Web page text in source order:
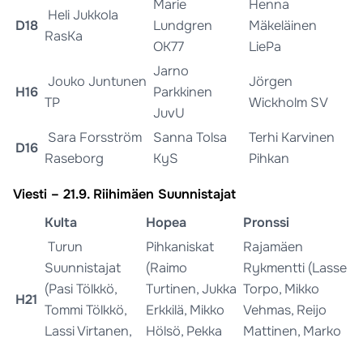
D18
Heli Jukkola
RasKa
Marie
Lundgren
OK77
Henna
Mäkeläinen
LiePa
H16
Jouko Juntunen
TP
Jarno
Parkkinen
JuvU
Jörgen
Wickholm SV
D16
Sara Forsström
Raseborg
Sanna Tolsa
KyS
Terhi Karvinen
Pihkan
Viesti – 21.9. Riihimäen Suunnistajat
Kulta
Hopea Pronssi
H21
Turun
Suunnistajat
(Pasi Tölkkö,
Tommi Tölkkö,
Lassi Virtanen,
Pihkaniskat
(Raimo
Turtinen, Jukka
Erkkilä, Mikko
Hölsö, Pekka
Rajamäen
Rykmentti (Lasse
Torpo, Mikko
Vehmas, Reijo
Mattinen, Marko